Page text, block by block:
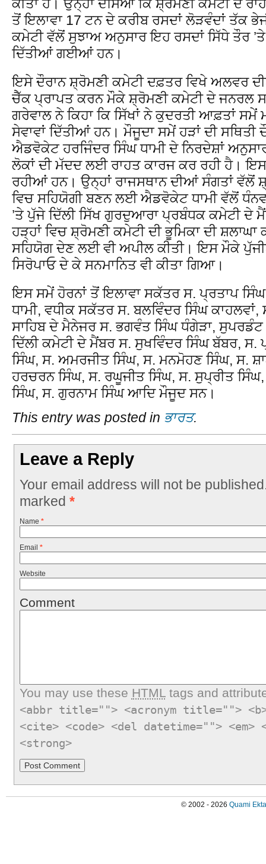
ਕੀਤਾ ਹੈ। ਉਨ੍ਹਾਂ ਦੱਸਿਆ ਕਿ ਸ਼੍ਰੋਮਣੀ ਕਮੇਟੀ ਦੇ
ਤੋਂ ਇਲਾਵਾ 17 ਟਨ ਦੇ ਕਰੀਬ ਰਸਦਾਂ ਲੋੜਵੰਦਾਂ ਤੱਕ
ਕਮੇਟੀ ਵੱਲੋਂ ਸੁਝਾਅ ਅਨੁਸਾਰ ਇਹ ਰਸਦਾਂ ਸਿੱਧੇ ਤੌਰ
ਦਿੱਤੀਆਂ ਗਈਆਂ ਹਨ।
ਇਸੇ ਦੌਰਾਨ ਸ਼੍ਰੋਮਣੀ ਕਮੇਟੀ ਦਫ਼ਤਰ ਵਿਖੇ ਅਲਵਰ
ਚੈੱਕ ਪ੍ਰਾਪਤ ਕਰਨ ਮੌਕੇ ਸ਼੍ਰੋਮਣੀ ਕਮੇਟੀ ਦੇ ਜਨਰਲ
ਗਰੇਵਾਲ ਨੇ ਕਿਹਾ ਕਿ ਸਿੱਖਾਂ ਨੇ ਕੁਦਰਤੀ ਆਫ਼ਤਾਂ ਸਮੇਂ
ਸੇਵਾਵਾਂ ਦਿੱਤੀਆਂ ਹਨ। ਮੌਜੂਦਾ ਸਮੇਂ ਹੜਾਂ ਦੀ ਸਥਿਤੀ
ਐਡਵੋਕੇਟ ਹਰਜਿੰਦਰ ਸਿੰਘ ਧਾਮੀ ਦੇ ਨਿਰਦੇਸ਼ਾਂ
ਲੋਕਾਂ ਦੀ ਮੱਦਦ ਲਈ ਰਾਹਤ ਕਾਰਜ ਕਰ ਰਹੀ ਹੈ।
ਰਹੀਆਂ ਹਨ। ਉਨ੍ਹਾਂ ਰਾਜਸਥਾਨ ਦੀਆਂ ਸੰਗਤਾਂ ਵੱਲੋਂ
ਵਿਚ ਸਹਿਯੋਗੀ ਬਣਨ ਲਈ ਐਡਵੋਕੇਟ ਧਾਮੀ ਵੱਲੋਂ
’ਤੇ ਪੁੱਜੇ ਦਿੱਲੀ ਸਿੱਖ ਗੁਰਦੁਆਰਾ ਪ੍ਰਬੰਧਕ ਕਮੇਟੀ ਦੇ
ਹੜ੍ਹਾਂ ਵਿਚ ਸ਼੍ਰੋਮਣੀ ਕਮੇਟੀ ਦੀ ਭੂਮਿਕਾ ਦੀ
ਸਹਿਯੋਗ ਦੇਣ ਲਈ ਵੀ ਅਪੀਲ ਕੀਤੀ। ਇਸ ਮੌਕੇ
ਸਿਰੋਪਾਓ ਦੇ ਕੇ ਸਨਮਾਨਿਤ ਵੀ ਕੀਤਾ ਗਿਆ।
ਇਸ ਸਮੇਂ ਹੋਰਨਾਂ ਤੋਂ ਇਲਾਵਾ ਸਕੱਤਰ ਸ. ਪ੍ਰਤਾਪ
ਧਾਮੀ, ਵਧੀਕ ਸਕੱਤਰ ਸ. ਬਲਵਿੰਦਰ ਸਿੰਘ ਕਾਹਲਵਾਂ,
ਸਾਹਿਬ ਦੇ ਮੈਨੇਜਰ ਸ. ਭਗਵੰਤ ਸਿੰਘ ਧੰਗੇੜਾ, ਸੁਪਰਡੰਟ
ਦਿੱਲੀ ਕਮੇਟੀ ਦੇ ਮੈਂਬਰ ਸ. ਸੁਖਵਿੰਦਰ ਸਿੰਘ ਬੱਬਰ,
ਸਿੰਘ, ਸ. ਅਮਰਜੀਤ ਸਿੰਘ, ਸ. ਮਨਮੋਹਣ ਸਿੰਘ, ਸ.
ਹਰਚਰਨ ਸਿੰਘ, ਸ. ਰਘੂਜੀਤ ਸਿੰਘ, ਸ. ਸੁਪ੍ਰੀਤ
ਸਿੰਘ, ਸ. ਗੁਰਨਾਮ ਸਿੰਘ ਆਦਿ ਮੌਜੂਦ ਸਨ।
This entry was posted in ਭਾਰਤ.
Leave a Reply
Your email address will not be
marked *
Name *
Email *
Website
Comment
You may use these HTMLtags and
<abbr title=""> <acronym title="">
<cite> <code> <del datetime="">
<strong>
© 2002 - 2026 Quami